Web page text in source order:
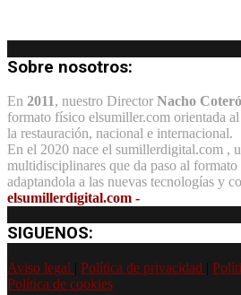
Sobre nosotros:
En 2011, nuestro Director Nacho
formato físico elsumiller.com orientada
la restauración, nacional e internacional.
En el 2020 nace el sumillerdigital.com ,
multidisciplinares que da paso al
adaptandola a las nuevas tecnologías y
elsumillerdigital.com -
SIGUENOS:
Aviso legal Política de privacidad
Política de cookies